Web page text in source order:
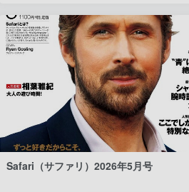
Safari（サファリ）2026年5月号